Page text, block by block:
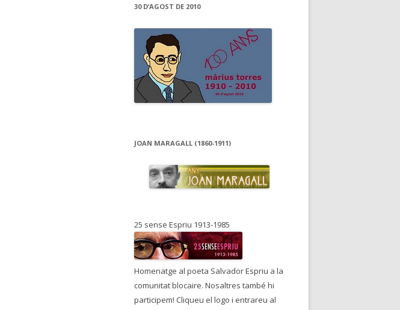
30 D’AGOST DE 2010
JOAN MARAGALL (1860-1911)
25 sense Espriu 1913-1985
Homenatge al poeta Salvador Espriu a la
comunitat blocaire. Nosaltres també hi
participem! Cliqueu el logo i entrareu al